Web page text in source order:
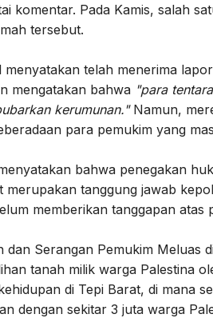
komentar. Pada Kamis, salah
tersebut.
menyatakan telah menerima
mengatakan bahwa "para
kerumunan." Namun,
para pemukim yang
bahwa penegakan
merupakan tanggung jawab
memberikan tanggapan atas
dan Serangan Pemukim Meluas
tanah milik warga Palestina
di Tepi Barat, di mana
dengan sekitar 3 juta warga